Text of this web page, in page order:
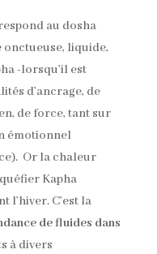
au dosha
liquide,
-lorsqu’il est
d’ancrage, de
de force, tant sur
émotionnel
Or la chaleur
Kapha
l’hiver. C’est la
de fluides dans
à divers